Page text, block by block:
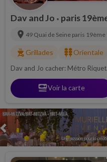
Dav and Jo • paris
location_on 49 Quai de Seine paris 19ème
outdoor_grill Grillades kebab_diningOrientale
Dav and Jo cacher: Métro
set_mealVoir la carte
Previous